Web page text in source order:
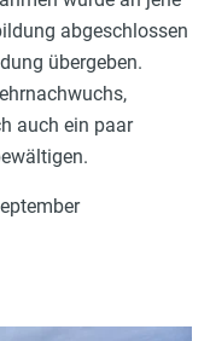
abgeschlossen
übergeben.
auch ein paar